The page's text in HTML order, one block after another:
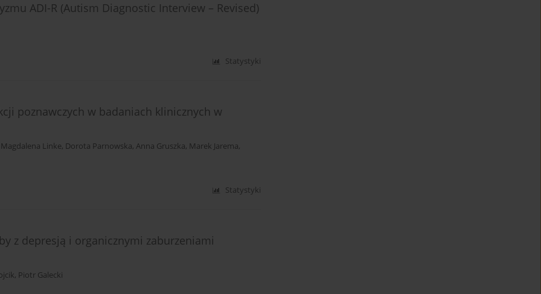
ADI-R (Autism Diagnostic Interview – Revised)
Statystyki
poznawczych w badaniach klinicznych w
Magdalena Linke, Dorota Parnowska, Anna Gruszka, Marek Jarema,
Statystyki
z depresją i organicznymi zaburzeniami
, Piotr Galecki